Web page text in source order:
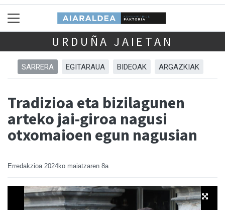
URDUÑA JAIETAN
SARRERA EGITARAUA BIDEOAK ARGAZKIAK
Tradizioa eta bizilagunen
arteko jai-giroa nagusi
otxomaioen egun nagusian
Erredakzioa 2024ko maiatzaren 8a